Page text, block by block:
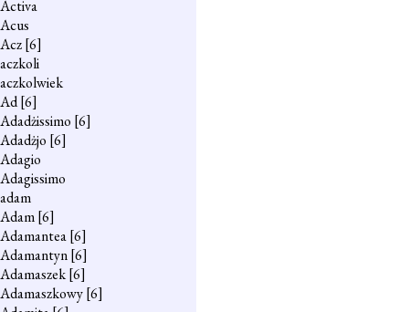
Activa
Acus
Acz[6]
aczkoli
aczkolwiek
Ad[6]
Adadżissimo [6]
Adadżjo [6]
Adagio
Adagissimo
adam
Adam[6]
Adamantea[6]
Adamantyn[6]
Adamaszek[6]
Adamaszkowy[6]